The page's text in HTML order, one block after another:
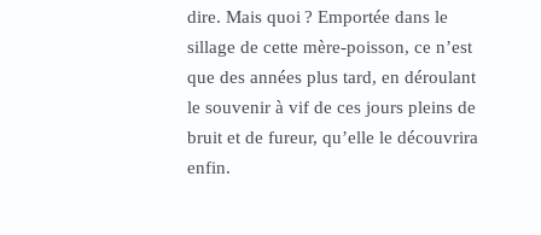
dire. Mais quoi? Emportée dans le
sillage de cette mère-poisson, ce n’est
que des années plus tard, en déroulant
le souvenir à vif de ces jours pleins de
bruit et de fureur, qu’elle le découvrira
enfin.